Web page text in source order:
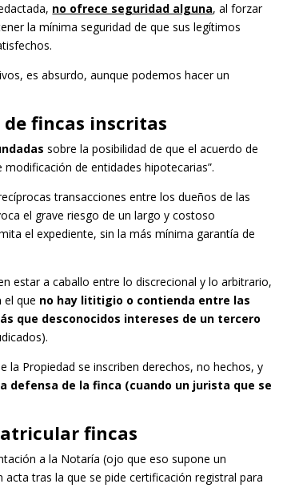
no ofrece seguridad alguna, al forzar
la mínima seguridad de que sus legítimos
es absurdo, aunque podemos hacer un
de fincas inscritas
sobre la posibilidad de que el acuerdo de
de entidades hipotecarias”.
transacciones entre los dueños de las
el grave riesgo de un largo y costoso
el expediente, sin la más mínima garantía de
estar a caballo entre lo discrecional y lo arbitrario,
el que no hay lititigio o contienda entre las
que desconocidos intereses de un tercero
la Propiedad se inscriben derechos, no hechos, y
defensa de la finca (cuando un jurista que se
fincas
a la Notaría (ojo que eso supone un
tras la que se pide certificación registral para